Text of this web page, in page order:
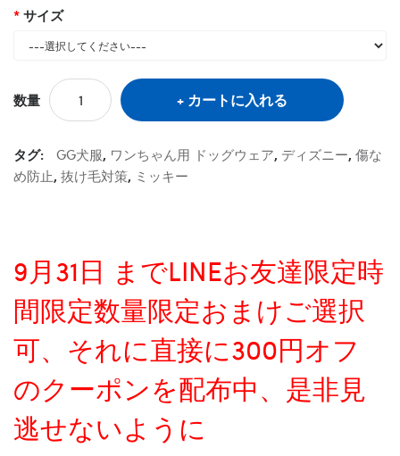
サイズ
数量 カートに入れる
タグ: GG犬服, ワンちゃん用 ドッグウェア, ディズニー, 傷な
め防止, 抜け毛対策, ミッキー
9月31日 までLINEお友達限定時
間限定数量限定おまけご選択
可、それに直接に300円オフ
のクーポンを配布中、是非見
逃せないように